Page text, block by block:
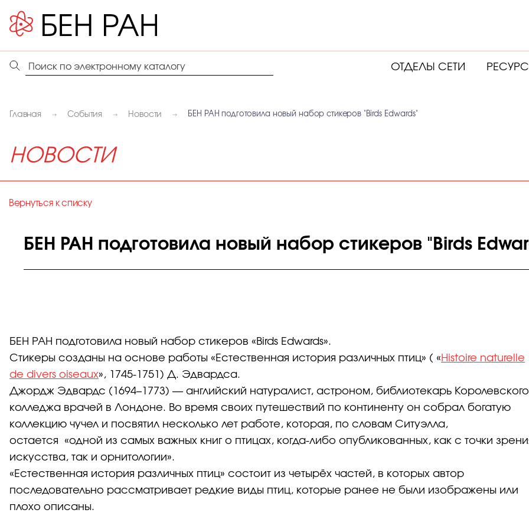
ОТДЕЛЫ СЕТИ
Главная События Новости БЕН РАН подготовила новый набор стикеров "Birds Edwards"
НОВОСТИ
Вернуться к списку
БЕН РАН подготовила новый набор стикеров "Birds
БЕН РАН подготовила новый набор стикеров «Birds Edwards».
Стикеры созданы на основе работы «Естественная история различных птиц» ( «Histoire naturelle
de divers oiseaux», 1745-1751) Д. Эдвардса.
Джордж Эдвардс (1694–1773) — английский натуралист, астроном, библиотекарь Королевского
колледжа врачей в Лондоне. Во время своих путешествий по континенту он собрал богатую
коллекцию чучел и посвятил несколько лет работе, которая, по словам Ситуэлла,
остается «одной из самых важных книг о птицах, когда-либо опубликованных, как с точки
искусства, так и орнитологии».
«Естественная история различных птиц» состоит из четырёх частей, в которых автор
последовательно рассматривает редкие виды птиц, которые ранее не были изображены или
плохо описаны.